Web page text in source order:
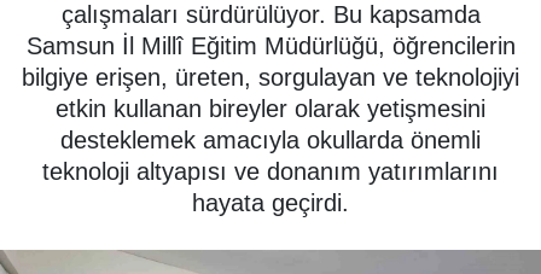
çalışmaları sürdürülüyor. Bu kapsamda
Samsun İl Millî Eğitim Müdürlüğü, öğrencilerin
bilgiye erişen, üreten, sorgulayan ve teknolojiyi
etkin kullanan bireyler olarak yetişmesini
desteklemek amacıyla okullarda önemli
teknoloji altyapısı ve donanım yatırımlarını
hayata geçirdi.
SAĞLIK
SPOR
ÇEVRE
BİLİM - TEKNOLOJİ